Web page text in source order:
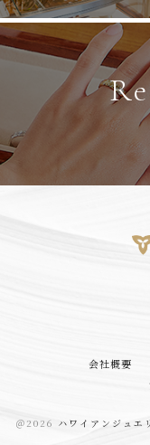
会社概要
＠2026 ハワイアンジュエ